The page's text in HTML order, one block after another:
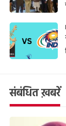
संबंधित ख़बरें